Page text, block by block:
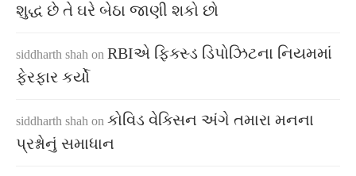
શુદ્ધ છે તે ઘરે બેઠા જાણી શકો છો
siddharth shah on RBIએ ફિક્સ્ડ ડિપોઝિટના નિયમમાં
ફેરફાર કર્યો
siddharth shah on કોવિડ વેક્સિન અંગે તમારા મનના
પ્રશ્નોનું સમાધાન